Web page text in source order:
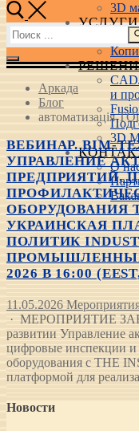
3D
УСЛУГИ
и
3D
О
Найти:
Аркада
Блог
автоматизація
ВЕБИНАР. BIM-
УПРАВЛЕНИЕ
ПРЕДПРИЯТИЙ,
ОБОРУДОВАНИЯ
УКРАИНСКАЯ
ПОЛИТИК
2026 В 16:00
11.05.2026
· МЕРОПРИЯТИЕ
развитии Управление
цифровые инспекции и
оборудования с THE
платформой для
Новости